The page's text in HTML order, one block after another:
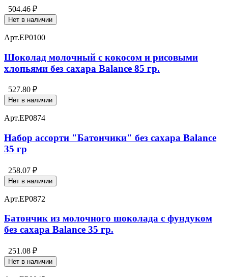
504.46 ₽
Нет в наличии
Арт.EP0100
Шоколад молочный с кокосом и рисовыми
хлопьями без сахара Balance 85 гр.
527.80 ₽
Нет в наличии
Арт.EP0874
Набор ассорти "Батончики" без сахара Balance
35 гр
258.07 ₽
Нет в наличии
Арт.EP0872
Батончик из молочного шоколада с фундуком
без сахара Balance 35 гр.
251.08 ₽
Нет в наличии